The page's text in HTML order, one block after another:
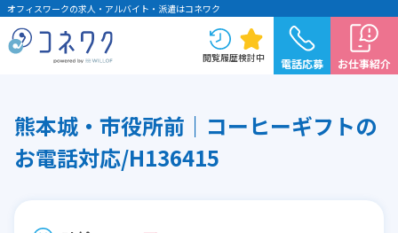
オフィスワークの求人・アルバイト・派遣はコネワク
閲覧履歴検討中 電話応募 お仕事紹介
熊本城・市役所前｜コーヒーギフトの
お電話対応/H136415